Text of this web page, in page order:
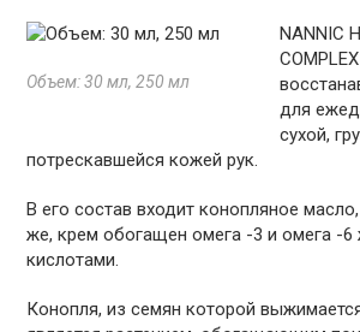
Объем: 30 мл, 250 мл
NANNIC
для
сухой,
потрескавшейся кожей рук.
В его состав входит конопляное
же, крем обогащен омега -3 и омега -
кислотами.
Конопля, из семян которой